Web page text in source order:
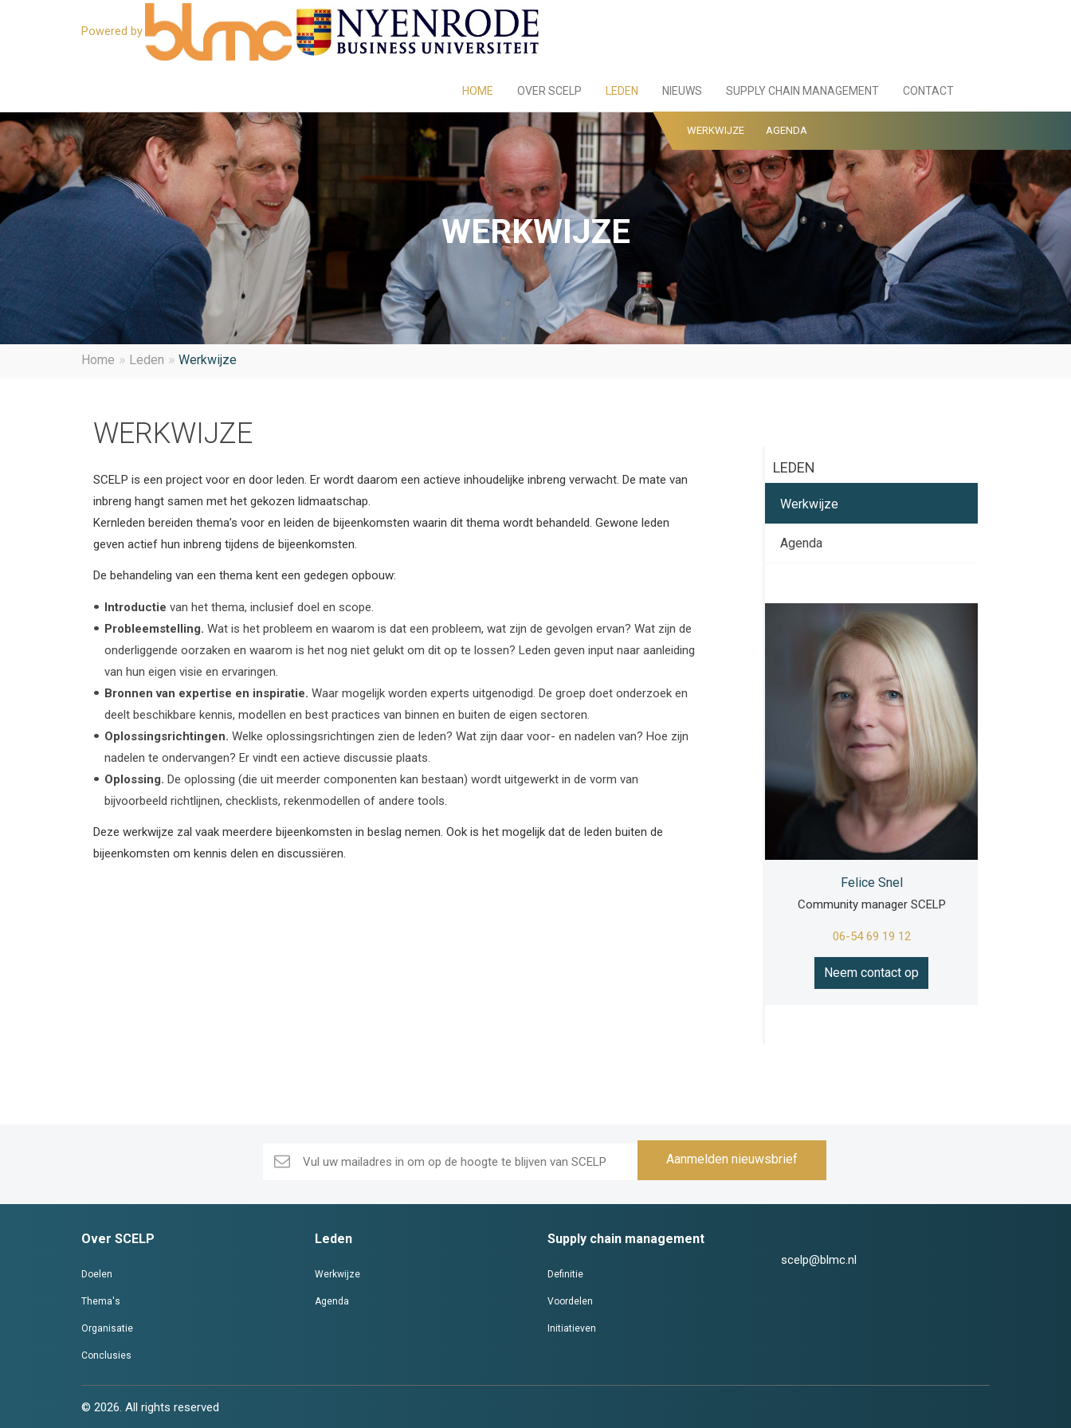
Powered by
HOME OVER SCELP LEDEN
WERKWIJZE AGENDA
NIEUWS SUPPLY CHAIN MANAGEMENT CONTACT
WERKWIJZE
Home Leden Werkwijze
WERKWIJZE
SCELP is een project voor en door leden. Er wordt daarom een actieve inhoudelijke inbreng verwacht. De mate van
inbreng hangt samen met het gekozen lidmaatschap.
Kernleden bereiden thema’s voor en leiden de bijeenkomsten waarin dit thema wordt behandeld. Gewone leden
geven actief hun inbreng tijdens de bijeenkomsten.
De behandeling van een thema kent een gedegen opbouw:
Introductie van het thema, inclusief doel en scope.
Probleemstelling. Wat is het probleem en waarom is dat een probleem, wat zijn de gevolgen ervan? Wat zijn de
onderliggende oorzaken en waarom is het nog niet gelukt om dit op te lossen? Leden geven input naar aanleiding
van hun eigen visie en ervaringen.
Bronnen van expertise en inspiratie. Waar mogelijk worden experts uitgenodigd. De groep doet onderzoek en
deelt beschikbare kennis, modellen en best practices van binnen en buiten de eigen sectoren.
Oplossingsrichtingen. Welke oplossingsrichtingen zien de leden? Wat zijn daar voor- en nadelen van? Hoe zijn
nadelen te ondervangen? Er vindt een actieve discussie plaats.
Oplossing. De oplossing (die uit meerder componenten kan bestaan) wordt uitgewerkt in de vorm van
bijvoorbeeld richtlijnen, checklists, rekenmodellen of andere tools.
Deze werkwijze zal vaak meerdere bijeenkomsten in beslag nemen. Ook is het mogelijk dat de leden buiten de
bijeenkomsten om kennis delen en discussiëren.
LEDEN
Werkwijze
Agenda
Felice Snel
Community manager SCELP
06-54 69 19 12
Neem contact op
Aanmelden nieuwsbrief
Over SCELP
Doelen
Thema's
Organisatie
Conclusies
Leden
Werkwijze
Agenda
Supply chain management
Definitie
Voordelen
Initiatieven
scelp@blmc.nl
© 2026. All rights reserved